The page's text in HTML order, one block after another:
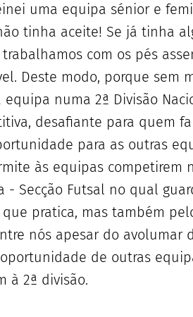
uma equipa sénior e
tinha aceite! Se já tinha
com os pés
Deste modo, porque
numa 2ª Divisão
desafiante para quem
para as outras
às equipas competirem
- Secção Futsal no qual
pratica, mas também
nós apesar do avolumar
de outras
à 2ª divisão.